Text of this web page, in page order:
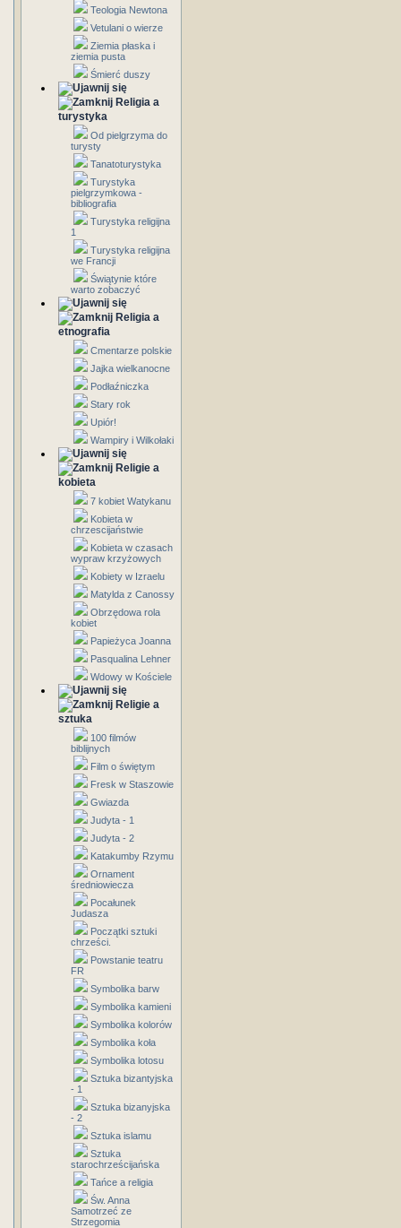
Teologia Newtona
Vetulani o wierze
Ziemia płaska i
ziemia pusta
Śmierć duszy
Religia a
turystyka
Od pielgrzyma do
turysty
Tanatoturystyka
Turystyka
pielgrzymkowa -
bibliografia
Turystyka religijna
1
Turystyka religijna
we Francji
Świątynie które
warto zobaczyć
Religia a
etnografia
Cmentarze polskie
Jajka wielkanocne
Podłaźniczka
Stary rok
Upiór!
Wampiry i Wilkołaki
Religie a
kobieta
7 kobiet Watykanu
Kobieta w
chrzescijaństwie
Kobieta w czasach
wypraw krzyżowych
Kobiety w Izraelu
Matylda z Canossy
Obrzędowa rola
kobiet
Papieżyca Joanna
Pasqualina Lehner
Wdowy w Kościele
Religie a
sztuka
100 filmów
biblijnych
Film o świętym
Fresk w Staszowie
Gwiazda
Judyta - 1
Judyta - 2
Katakumby Rzymu
Ornament
średniowiecza
Pocałunek
Judasza
Początki sztuki
chrześci.
Powstanie teatru
FR
Symbolika barw
Symbolika kamieni
Symbolika kolorów
Symbolika koła
Symbolika lotosu
Sztuka bizantyjska
- 1
Sztuka bizanyjska
- 2
Sztuka islamu
Sztuka
starochrześcijańska
Tańce a religia
Św. Anna
Samotrzeć ze
Strzegomia